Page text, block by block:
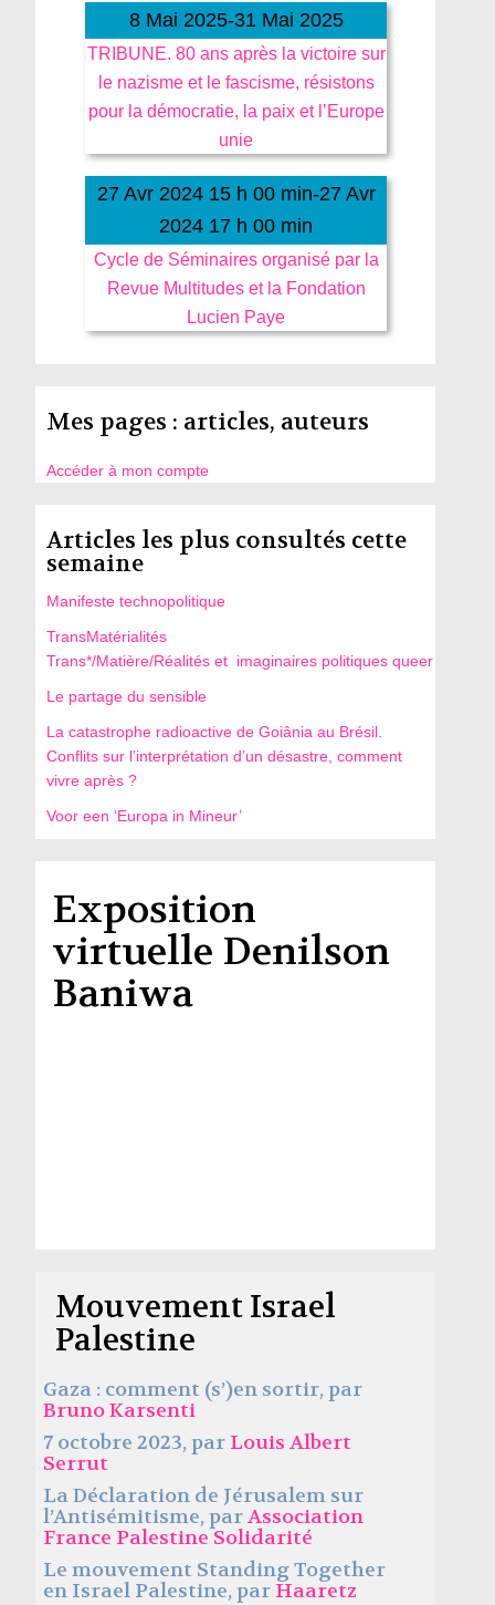
8 Mai 2025-31 Mai 2025
TRIBUNE. 80 ans après la victoire sur
le nazisme et le fascisme, résistons
pour la démocratie, la paix et l’Europe
unie
27 Avr 2024 15 h 00 min-27 Avr
2024 17 h 00 min
Cycle de Séminaires organisé par la
Revue Multitudes et la Fondation
Lucien Paye
Mes pages : articles, auteurs
Accéder à mon compte
Articles les plus consultés cette
semaine
Manifeste technopolitique
TransMatérialités
Trans*/Matière/Réalités et imaginaires politiques queer
Le partage du sensible
La catastrophe radioactive de Goiânia au Brésil.
Conflits sur l’interprétation d’un désastre, comment
vivre après ?
Voor een ‘Europa in Mineur’
Exposition
virtuelle Denilson
Baniwa
Mouvement Israel
Palestine
Gaza : comment (s’)en sortir, par
Bruno Karsenti
7 octobre 2023, par Louis Albert
Serrut
La Déclaration de Jérusalem sur
l’Antisémitisme, parAssociation
France Palestine Solidarité
Le mouvement Standing Together
en Israel Palestine, par Haaretz